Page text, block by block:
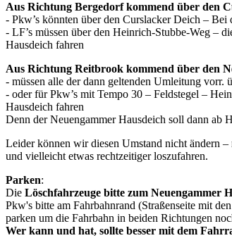
Aus Richtung Bergedorf kommend über den
- Pkw’s könnten über den Curslacker Deich –
- LF’s müssen über den Heinrich-Stubbe-Weg –
Hausdeich fahren
Aus Richtung Reitbrook kommend über den
- müssen alle der dann geltenden Umleitung vorr.
- oder für Pkw’s mit Tempo 30 – Feldstegel –
Hausdeich fahren
Denn der Neuengammer Hausdeich soll dann ab
Leider können wir diesen Umstand nicht ändern
und vielleicht etwas rechtzeitiger loszufahren.
Parken:
Die Löschfahrzeuge bitte zum Neuengammer
Pkw's bitte am Fahrbahnrand (Straßenseite mit
parken um die Fahrbahn in beiden Richtungen
Wer kann und hat, sollte besser mit dem